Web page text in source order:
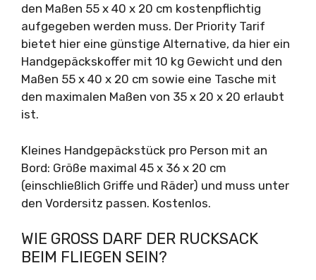
den Maßen 55 x 40 x 20 cm kostenpflichtig
aufgegeben werden muss. Der Priority Tarif
bietet hier eine günstige Alternative, da hier ein
Handgepäckskoffer mit 10 kg Gewicht und den
Maßen 55 x 40 x 20 cm sowie eine Tasche mit
den maximalen Maßen von 35 x 20 x 20 erlaubt
ist.
Kleines Handgepäckstück pro Person mit an
Bord: Größe maximal 45 x 36 x 20 cm
(einschließlich Griffe und Räder) und muss unter
den Vordersitz passen. Kostenlos.
WIE GROSS DARF DER RUCKSACK B
EIM FLIEGEN SEIN?